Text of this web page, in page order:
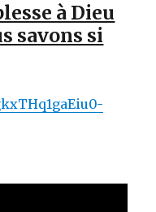
à Dieu
savons si